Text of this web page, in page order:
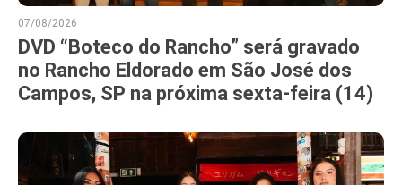
07/08/2026
DVD “Boteco do Rancho” será gravado
no Rancho Eldorado em São José dos
Campos, SP na próxima sexta-feira (14)